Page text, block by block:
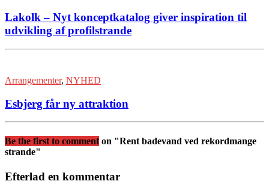
Lakolk – Nyt konceptkatalog giver inspiration til
udvikling af profilstrande
Arrangementer, NYHED
Esbjerg får ny attraktion
Be the first to comment on "Rent badevand ved rekordmange
strande"
Efterlad en kommentar